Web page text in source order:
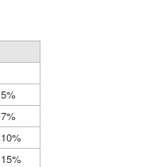
5%
7%
10%
15%